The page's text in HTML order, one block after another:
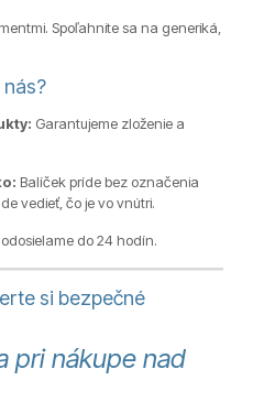
Spoľahnite sa na generiká,
Garantujeme zloženie a
Balíček príde bez označenia
vedieť, čo je vo vnútri.
do 24 hodín.
si bezpečné
pri nákupe nad